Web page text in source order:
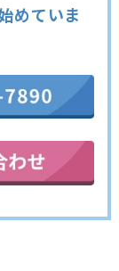
めていま